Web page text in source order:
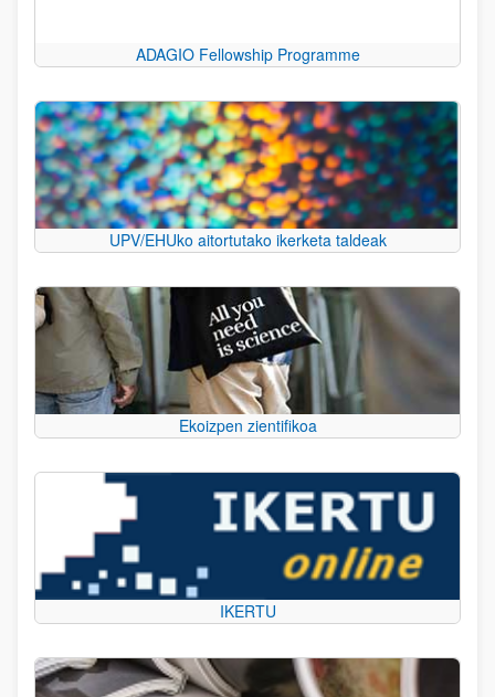
ADAGIO Fellowship Programme
UPV/EHUko aitortutako ikerketa taldeak
Ekoizpen zientifikoa
IKERTU